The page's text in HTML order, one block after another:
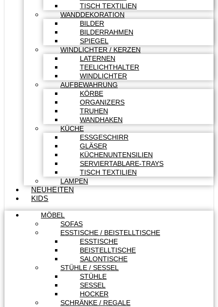
TISCH TEXTILIEN
WANDDEKORATION
BILDER
BILDERRAHMEN
SPIEGEL
WINDLICHTER / KERZEN
LATERNEN
TEELICHTHALTER
WINDLICHTER
AUFBEWAHRUNG
KÖRBE
ORGANIZERS
TRUHEN
WANDHAKEN
KÜCHE
ESSGESCHIRR
GLÄSER
KÜCHENUNTENSILIEN
SERVIERTABLARE-TRAYS
TISCH TEXTILIEN
LAMPEN
NEUHEITEN
KIDS
MÖBEL
SOFAS
ESSTISCHE / BEISTELLTISCHE
ESSTISCHE
BEISTELLTISCHE
SALONTISCHE
STÜHLE / SESSEL
STÜHLE
SESSEL
HOCKER
SCHRÄNKE / REGALE